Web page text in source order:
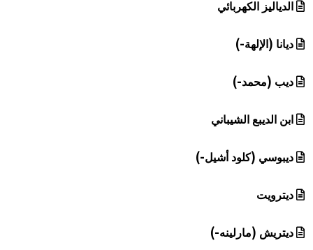
الدياليز الكهربائي
ديانا (الإلهة-)
ديب (محمد-)
ابن الديبع الشيباني
ديبوسي (كلود أشيل-)
ديترويت
ديتريش (مارلينه-)